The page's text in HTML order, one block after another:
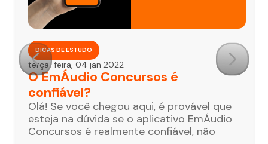
DICAS DE ESTUDO
terça-feira, 04 jan 2022
O EmÁudio Concursos é
confiável?
Olá! Se você chegou aqui, é provável que
esteja na dúvida se o aplicativo EmÁudio
Concursos é realmente confiável, não